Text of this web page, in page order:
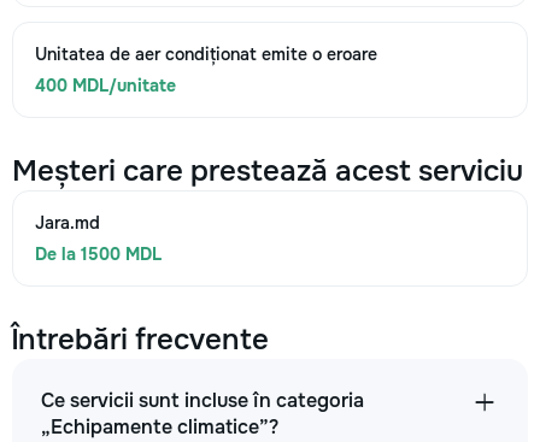
Unitatea de aer condiționat emite o eroare
400 MDL/unitate
Meșteri care prestează acest serviciu
Jara.md
De la 1500 MDL
Întrebări frecvente
Ce servicii sunt incluse în categoria
„Echipamente climatice”?